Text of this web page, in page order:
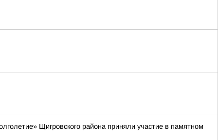
Щигровского района приняли участие в памятном